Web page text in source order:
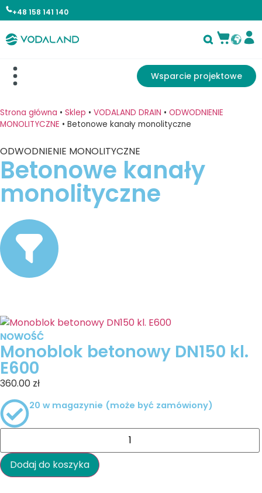
+48 158 141 140
Wsparcie projektowe
Strona główna • Sklep • VODALAND DRAIN • ODWODNIENIE
MONOLITYCZNE • Betonowe kanały monolityczne
ODWODNIENIE MONOLITYCZNE
Betonowe kanały
monolityczne
NOWOŚĆ
NOWOŚĆ
Monoblok betonowy DN150 kl.
E600
360.00 zł
20 w magazynie (może być zamówiony)
Dodaj do koszyka